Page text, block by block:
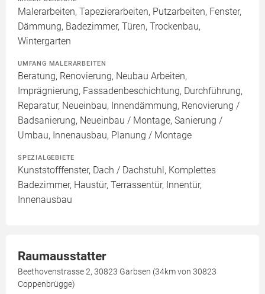
Malerarbeiten, Tapezierarbeiten, Putzarbeiten, Fenster,
Dämmung, Badezimmer, Türen, Trockenbau,
Wintergarten
UMFANG MALERARBEITEN
Beratung, Renovierung, Neubau Arbeiten,
Imprägnierung, Fassadenbeschichtung, Durchführung,
Reparatur, Neueinbau, Innendämmung, Renovierung /
Badsanierung, Neueinbau / Montage, Sanierung /
Umbau, Innenausbau, Planung / Montage
SPEZIALGEBIETE
Kunststofffenster, Dach / Dachstuhl, Komplettes
Badezimmer, Haustür, Terrassentür, Innentür,
Innenausbau
Raumausstatter
Beethovenstrasse 2, 30823 Garbsen (34km von 30823
Coppenbrügge)